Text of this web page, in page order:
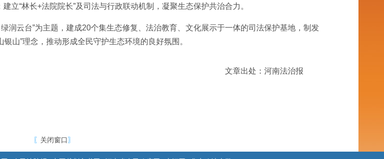
立“林长+法院院长”及司法与行政联动机制，凝聚生态保护共治合力。
润云台”为主题，建成20个集生态修复、法治教育、文化展示于一体的司法保护基地，制发
山”理念，推动形成全民守护生态环境的良好氛围。
文章出处：河南法治报
〖 关闭窗口〗